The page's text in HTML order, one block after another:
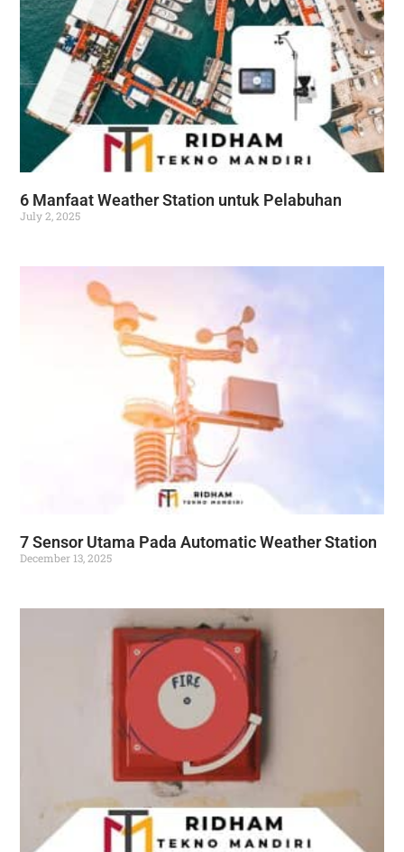
6 Manfaat Weather Station untuk Pelabuhan
July 2, 2025
7 Sensor Utama Pada Automatic Weather Station
December 13, 2025